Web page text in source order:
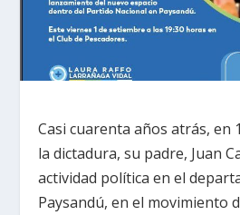
Casi cuarenta años atrás, en
la dictadura, su padre, Juan
actividad política en el
Paysandú, en el movimiento